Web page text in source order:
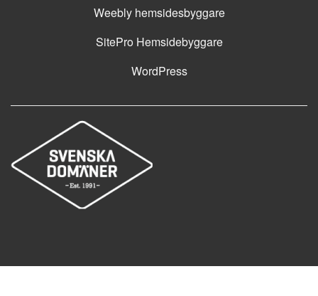
Weebly hemsidesbyggare
SitePro Hemsidebyggare
WordPress